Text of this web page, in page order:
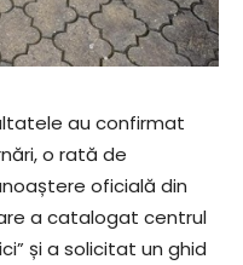
au confirmat
o rată de
oficială din
a catalogat centrul
și a solicitat un ghid